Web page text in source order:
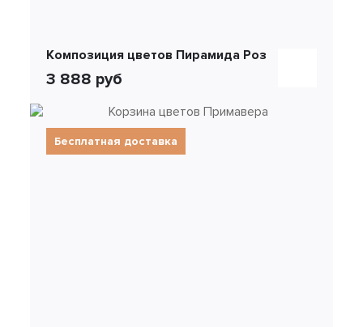
Композиция цветов Пирамида Роз
3 888 руб
Бесплатная доставка